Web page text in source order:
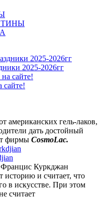
2025-2026гг
сайте!
американских гель-лаков,
дать достойный
фирмы CosmoLac.
Куркджан
историю и считает, что
в искусстве. При этом
считает